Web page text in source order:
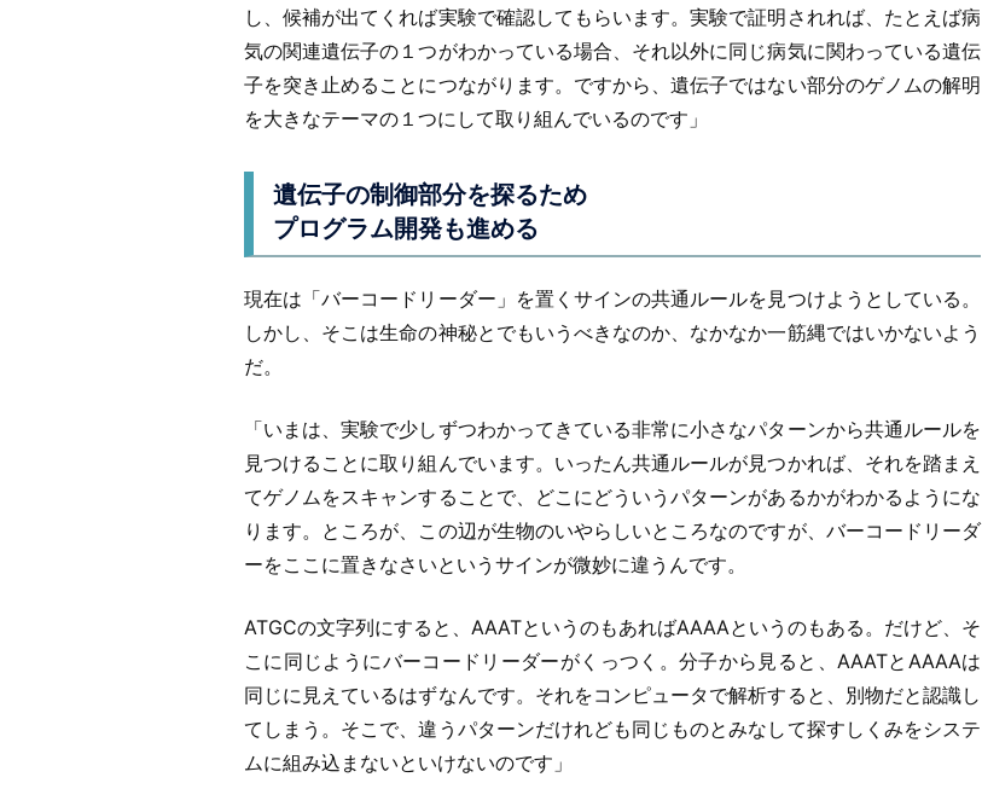
し、候補が出てくれば実験で確認してもらいます。実験で証明されれば、たとえば病
気の関連遺伝子の１つがわかっている場合、それ以外に同じ病気に関わっている遺伝
子を突き止めることにつながります。ですから、遺伝子ではない部分のゲノムの解明
を大きなテーマの１つにして取り組んでいるのです」
遺伝子の制御部分を探るため
プログラム開発も進める
現在は「バーコードリーダー」を置くサインの共通ルールを見つけようとしている。
しかし、そこは生命の神秘とでもいうべきなのか、なかなか一筋縄ではいかないよう
だ。
「いまは、実験で少しずつわかってきている非常に小さなパターンから共通ルールを
見つけることに取り組んでいます。いったん共通ルールが見つかれば、それを踏まえ
てゲノムをスキャンすることで、どこにどういうパターンがあるかがわかるようにな
ります。ところが、この辺が生物のいやらしいところなのですが、バーコードリーダ
ーをここに置きなさいというサインが微妙に違うんです。
ATGCの文字列にすると、AAATというのもあればAAAAというのもある。だけど、そ
こに同じようにバーコードリーダーがくっつく。分子から見ると、AAATとAAAAは
同じに見えているはずなんです。それをコンピュータで解析すると、別物だと認識し
てしまう。そこで、違うパターンだけれども同じものとみなして探すしくみをシステ
ムに組み込まないといけないのです」